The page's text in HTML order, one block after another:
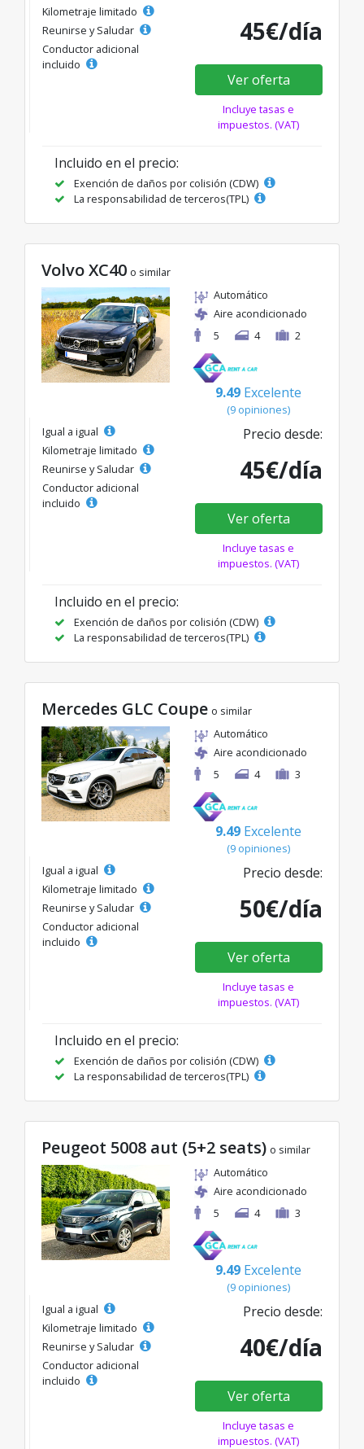
Kilometraje limitado
Reunirse y Saludar
Conductor adicional
incluido
45€/día
Ver oferta
Incluye tasas e
impuestos. (VAT)
Incluido en el precio:
Exención de daños por colisión (CDW)
La responsabilidad de terceros(TPL)
Volvo XC40 o similar
Automático
Aire acondicionado
5
4 2
9.49 Excelente
(9 opiniones)
Igual a igual
Kilometraje limitado
Reunirse y Saludar
Conductor adicional
incluido
Precio desde:
45€/día
Ver oferta
Incluye tasas e
impuestos. (VAT)
Incluido en el precio:
Exención de daños por colisión (CDW)
La responsabilidad de terceros(TPL)
Mercedes GLC Coupe o similar
Automático
Aire acondicionado
5
4 3
9.49 Excelente
(9 opiniones)
Igual a igual
Kilometraje limitado
Reunirse y Saludar
Conductor adicional
incluido
Precio desde:
50€/día
Ver oferta
Incluye tasas e
impuestos. (VAT)
Incluido en el precio:
Exención de daños por colisión (CDW)
La responsabilidad de terceros(TPL)
Peugeot 5008 aut (5+2 seats) o similar
Automático
Aire acondicionado
5
4 3
9.49 Excelente
(9 opiniones)
Igual a igual
Kilometraje limitado
Reunirse y Saludar
Conductor adicional
incluido
Precio desde:
40€/día
Ver oferta
Incluye tasas e
impuestos. (VAT)